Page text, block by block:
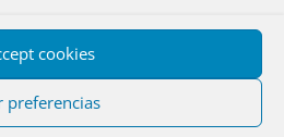
cookies
preferencias